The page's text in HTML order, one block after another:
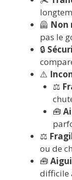
🦺 Non
pas le
🔒
⚠️
⚖️
🧰
⚖️
ou de
🧰
difficile